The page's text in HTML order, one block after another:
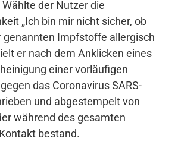
der Nutzer die
„Ich bin mir nicht sicher, ob
genannten Impfstoffe allergisch
er nach dem Anklicken eines
einer vorläufigen
das Coronavirus SARS-
und abgestempelt von
während des gesamten
bestand.